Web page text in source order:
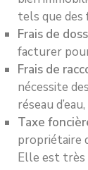
tels que des
Frais de
facturer
Frais de
nécessite
réseau
Taxe
propriétaire
Elle est très